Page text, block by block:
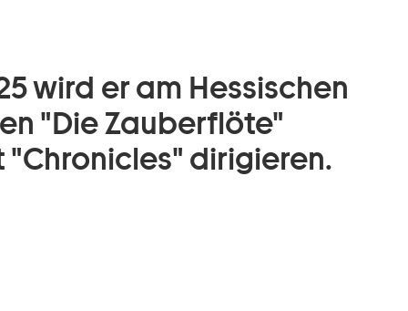
wird er am Hessischen
"Die Zauberflöte"
dirigieren.